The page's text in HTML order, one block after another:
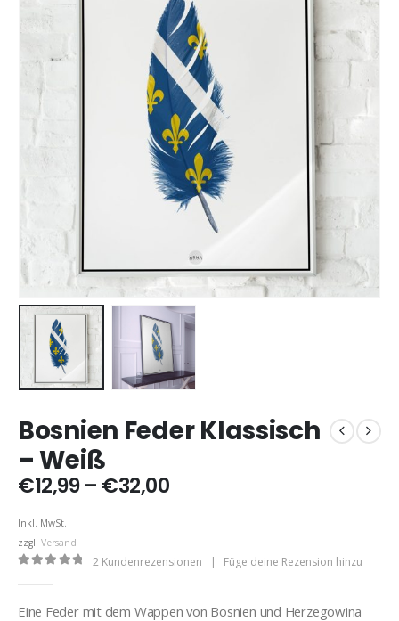
Bosnien Feder Klassisch
– Weiß
€12,99 – €32,00Preisspanne:
Inkl. MwSt.
zzgl. Versand
2 Kundenrezensionen | Füge deine Rezension hinzu
Eine Feder mit dem Wappen von Bosnien und Herzegowina